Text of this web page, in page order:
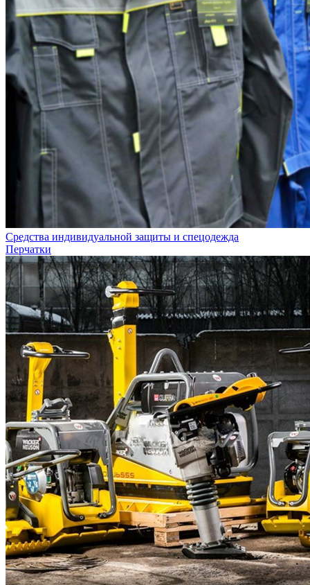
Средства индивидуальной защиты и спецодежда
Перчатки